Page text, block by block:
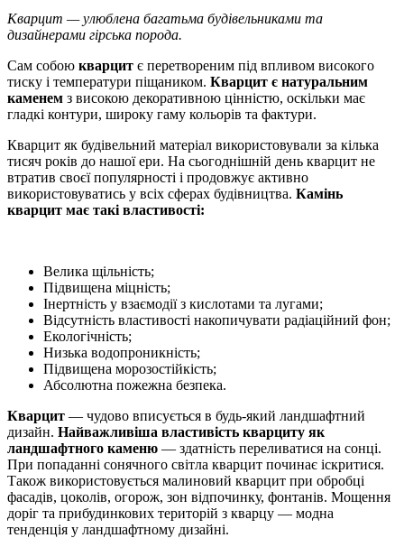
Кварцит — улюблена багатьма будівельниками та
дизайнерами гірська порода.
Сам собою кварцит є перетвореним під впливом високого
тиску і температури піщаником. Кварцит є натуральним
каменем з високою декоративною цінністю, оскільки має
гладкі контури, широку гаму кольорів та фактури.
Кварцит як будівельний матеріал використовували за кілька
тисяч років до нашої ери. На сьогоднішній день кварцит не
втратив своєї популярності і продовжує активно
використовуватись у всіх сферах будівництва. Камінь
кварцит має такі властивості:
Велика щільність;
Підвищена міцність;
Інертність у взаємодії з кислотами та лугами;
Відсутність властивості накопичувати радіаційний фон;
Екологічність;
Низька водопроникність;
Підвищена морозостійкість;
Абсолютна пожежна безпека.
Кварцит — чудово вписується в будь-який ландшафтний
дизайн. Найважливіша властивість кварциту як
ландшафтного каменю — здатність переливатися на сонці.
При попаданні сонячного світла кварцит починає іскритися.
Також використовується малиновий кварцит при обробці
фасадів, цоколів, огорож, зон відпочинку, фонтанів. Мощення
доріг та прибудинкових територій з кварцу — модна
тенденція у ландшафтному дизайні.